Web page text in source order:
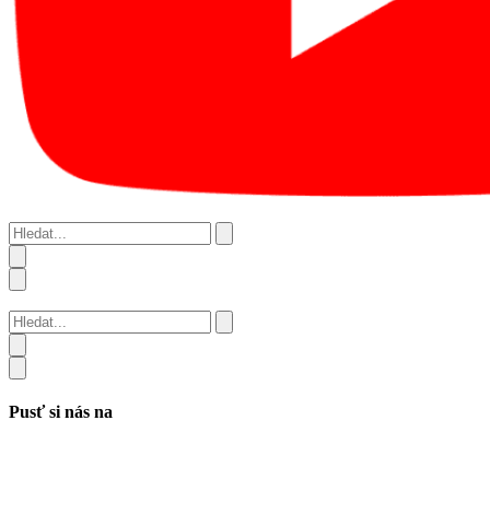
Hledat...
Hledat...
Pusť si nás na